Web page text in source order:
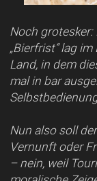
Noch grotesker:
„Bierfrist“ lag
Land, in dem
mal in bar
Nun also soll
Vernunft oder
– nein, weil